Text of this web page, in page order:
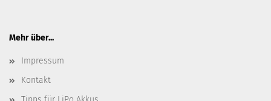
Mehr über...
Impressum
Kontakt